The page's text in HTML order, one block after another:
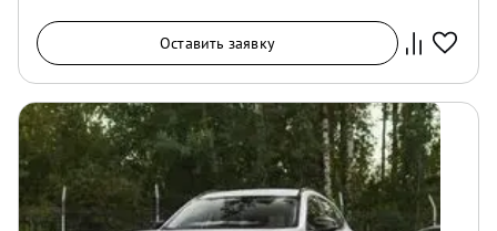
Оставить заявку